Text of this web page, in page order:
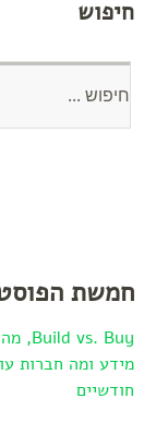
חיפוש
חמשת
מידע ומה חברות
חודשיים